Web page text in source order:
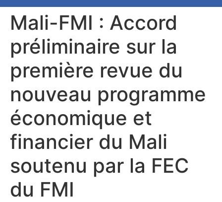
Mali-FMI : Accord
préliminaire sur la
première revue du
nouveau programme
économique et
financier du Mali
soutenu par la FEC
du FMI